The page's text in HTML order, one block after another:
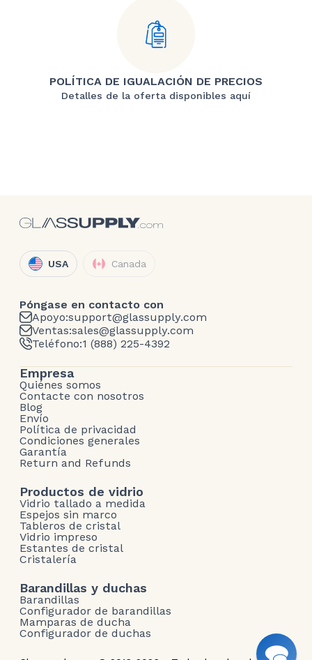
POLÍTICA DE IGUALACIÓN DE PRECIOS
Detalles de la oferta disponibles aquí
USA Canada
Póngase en contacto con
Apoyo:support@glassupply.com
Ventas:sales@glassupply.com
Teléfono:1 (888) 225-4392
Empresa
Quiénes somos
Contacte con nosotros
Blog
Envío
Política de privacidad
Condiciones generales
Garantía
Return and Refunds
Productos de vidrio
Vidrio tallado a medida
Espejos sin marco
Tableros de cristal
Vidrio impreso
Estantes de cristal
Cristalería
Barandillas y duchas
Barandillas
Configurador de barandillas
Mamparas de ducha
Configurador de duchas